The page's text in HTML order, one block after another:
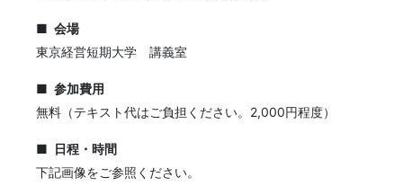
会場
東京経営短期大学 講義室
参加費用
無料（テキスト代はご負担ください。2,000円程度）
日程・時間
下記画像をご参照ください。